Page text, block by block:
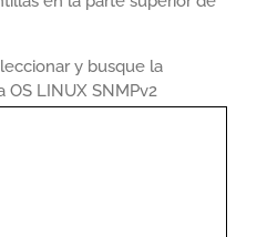
y busque la
OS LINUX SNMPv2